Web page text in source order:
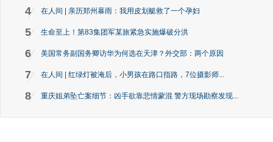
4 在人间 | 亲历郑州暴雨：我用皮划艇救了一个孕妇
5 生命至上！第83集团军某旅紧急实施爆破分洪
6 美国常务副国务卿访华为何选在天津？外交部：两个原因
7 在人间 | 红绿灯被淹后，小男孩在路口指路，7位摄影师...
8 重庆姐弟坠亡案细节：凶手欲靠悲情蒙混 警方现场勘察发现...